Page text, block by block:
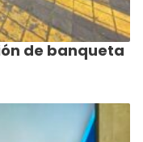
de banqueta